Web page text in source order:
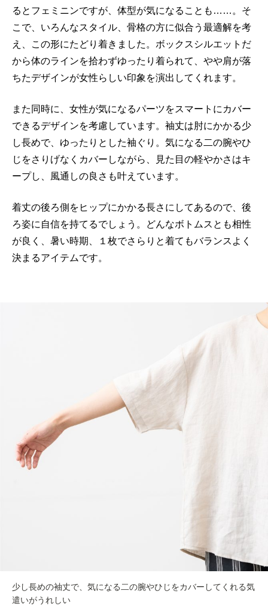
るとフェミニンですが、体型が気になることも……。そ
こで、いろんなスタイル、骨格の方に似合う最適解を考
え、この形にたどり着きました。ボックスシルエットだ
から体のラインを拾わずゆったり着られて、やや肩が落
ちたデザインが女性らしい印象を演出してくれます。
また同時に、女性が気になるパーツをスマートにカバー
できるデザインを考慮しています。袖丈は肘にかかる少
し長めで、ゆったりとした袖ぐり。気になる二の腕やひ
じをさりげなくカバーしながら、見た目の軽やかさはキ
ープし、風通しの良さも叶えています。
着丈の後ろ側をヒップにかかる長さにしてあるので、後
ろ姿に自信を持てるでしょう。どんなボトムスとも相性
が良く、暑い時期、１枚でさらりと着てもバランスよく
決まるアイテムです。
少し長めの袖丈で、気になる二の腕やひじをカバーしてくれる気
遣いがうれしい